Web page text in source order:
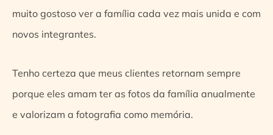
muito gostoso ver a família cada vez mais unida e com
novos integrantes.
Tenho certeza que meus clientes retornam sempre
porque eles amam ter as fotos da família anualmente
e valorizam a fotografia como memória.